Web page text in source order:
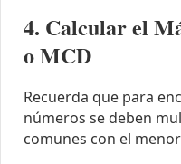
4. Calcular el
o MCD
Recuerda que para
números se deben
comunes con el